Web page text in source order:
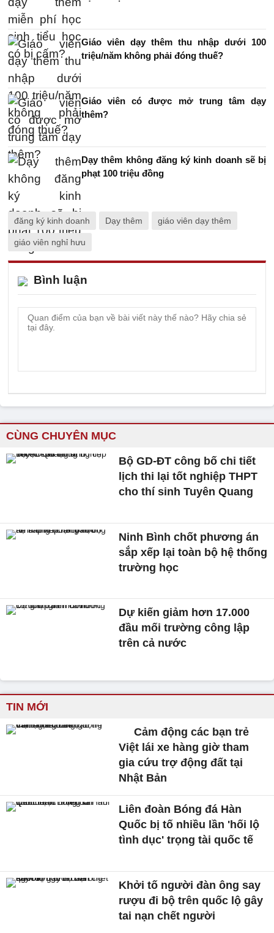
Giáo viên dạy thêm thu nhập dưới 100
triệu/năm không phải đóng thuế?
Giáo viên có được mở trung tâm dạy
thêm?
Dạy thêm không đăng ký kinh doanh sẽ bị
phạt 100 triệu đồng
đăng ký kinh doanh Dạy thêm giáo viên dạy thêm
giáo viên nghỉ hưu
Bình luận
CÙNG CHUYÊN MỤC
Bộ GD-ĐT công bố chi tiết
lịch thi lại tốt nghiệp THPT
cho thí sinh Tuyên Quang
Ninh Bình chốt phương án
sắp xếp lại toàn bộ hệ thống
trường học
Dự kiến giảm hơn 17.000
đầu mối trường công lập
trên cả nước
TIN MỚI
Cảm động các bạn trẻ
Việt lái xe hàng giờ tham
gia cứu trợ động đất tại
Nhật Bản
Liên đoàn Bóng đá Hàn
Quốc bị tố nhiều lần 'hối lộ
tình dục' trọng tài quốc tế
Khởi tố người đàn ông say
rượu đi bộ trên quốc lộ gây
tai nạn chết người